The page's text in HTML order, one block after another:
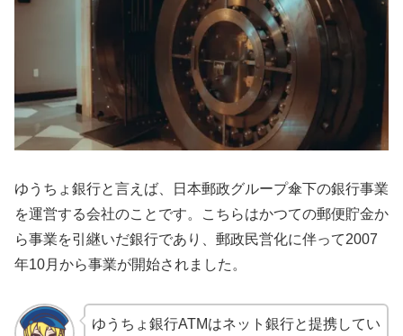
ゆうちょ銀行と言えば、日本郵政グループ傘下の銀行事業
を運営する会社のことです。こちらはかつての郵便貯金か
ら事業を引継いだ銀行であり、郵政民営化に伴って2007
年10月から事業が開始されました。
ゆうちょ銀行ATMはネット銀行と提携してい